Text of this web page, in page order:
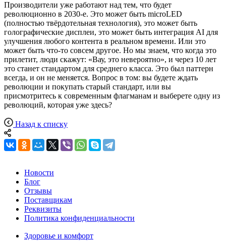
Производители уже работают над тем, что будет
революционно в 2030-е. Это может быть microLED
(полностью твёрдотельная технология), это может быть
голографические дисплеи, это может быть интеграция AI для
улучшения любого контента в реальном времени. Или это
может быть что-то совсем другое. Но мы знаем, что когда это
прилетит, люди скажут: «Вау, это невероятно», и через 10 лет
это станет стандартом для среднего класса. Это был паттерн
всегда, и он не меняется. Вопрос в том: вы будете ждать
революции и покупать старый стандарт, или вы
присмотритесь к современным флагманам и выберете одну из
революций, которая уже здесь?
Назад к списку
Новости
Блог
Отзывы
Поставщикам
Реквизиты
Политика конфиденциальности
Здоровье и комфорт